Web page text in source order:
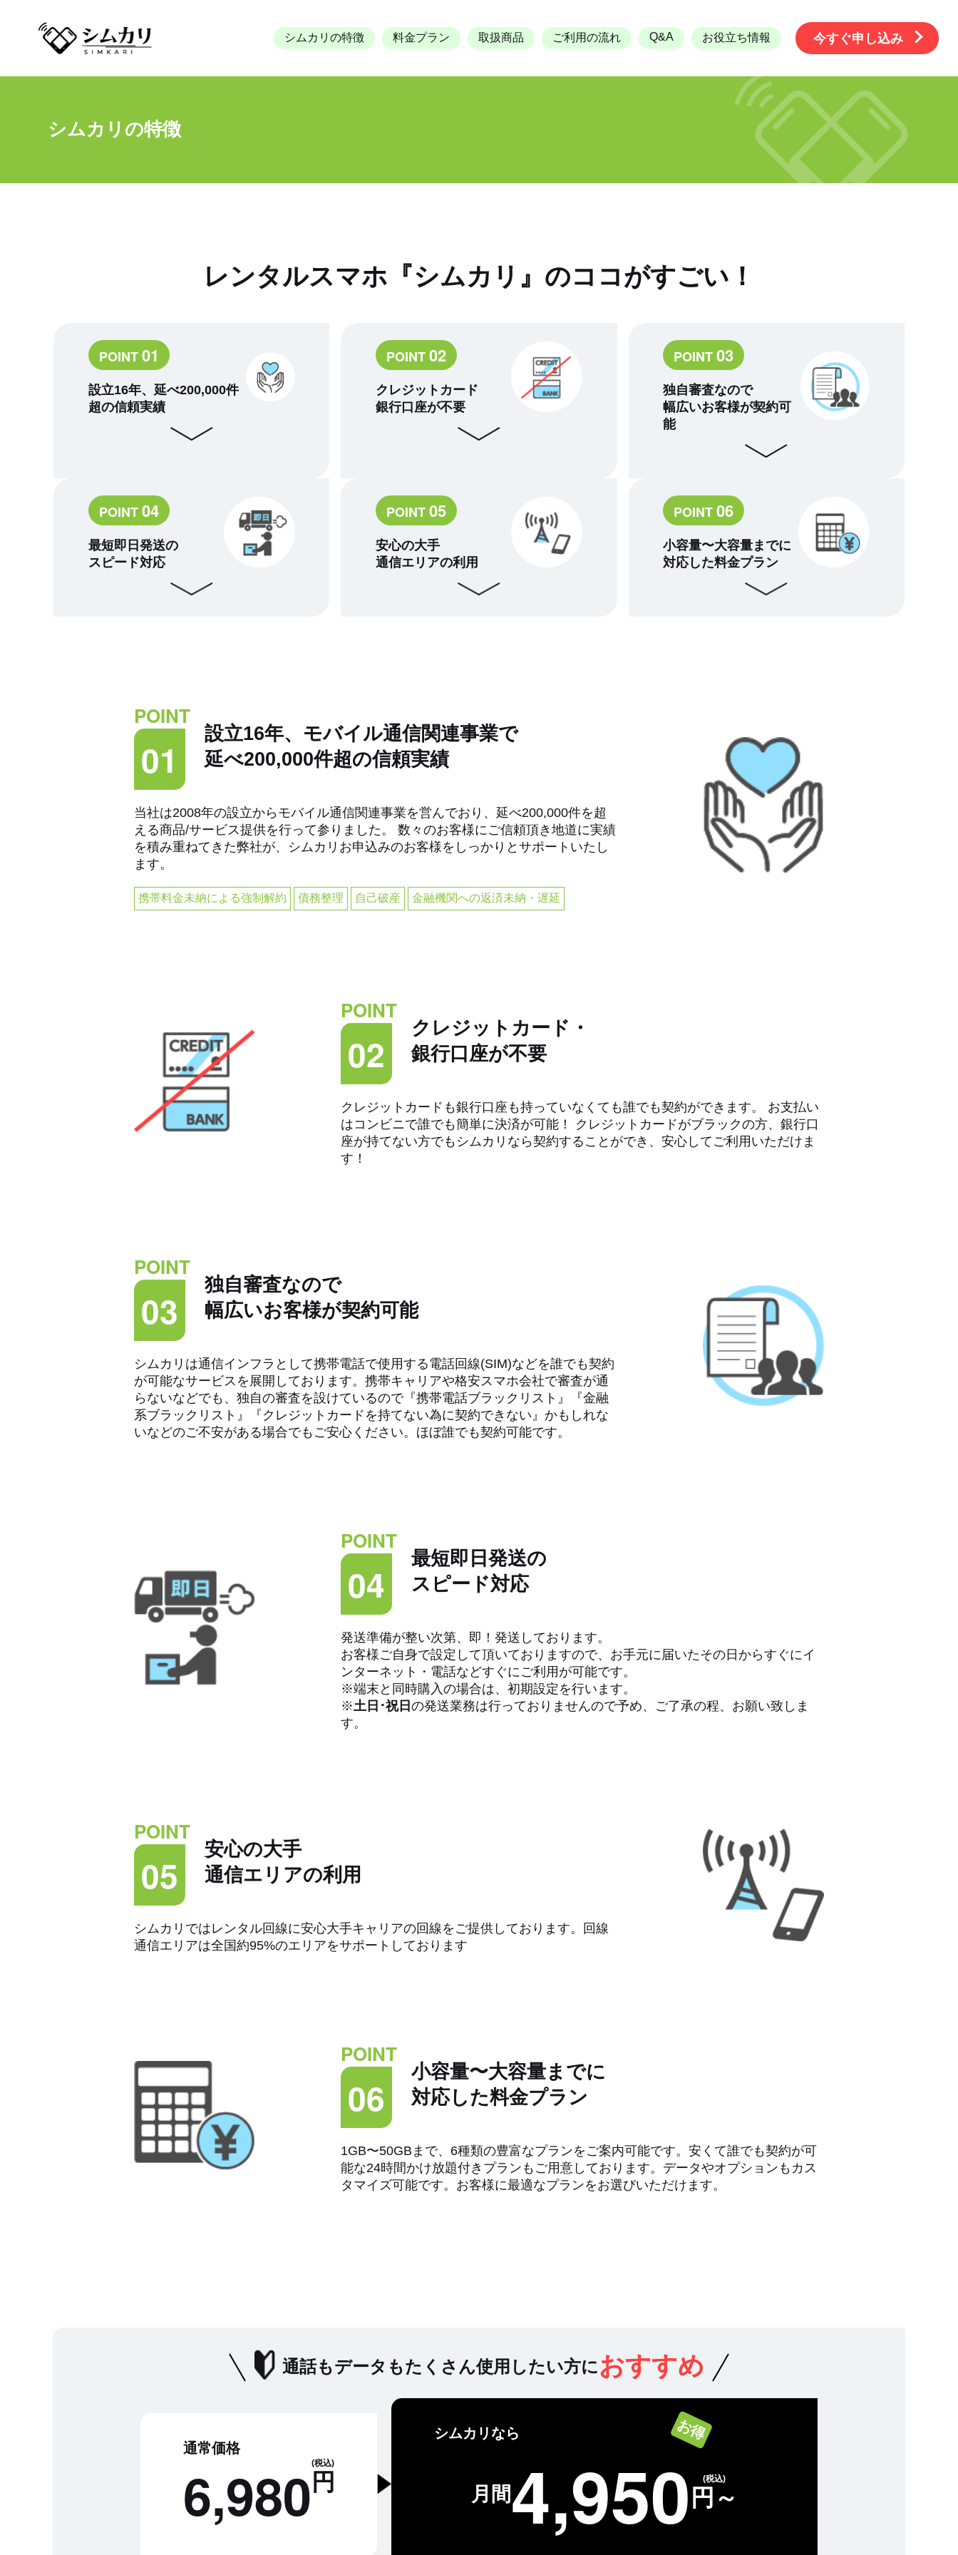
シムカリの特徴 料金プラン 取扱商品 ご利用の流れ Q&A お役立ち情報 今すぐ申し込み
シムカリの特徴
レンタルスマホ『シムカリ』のココがすごい！
POINT01
設立16年、延べ200,000件
超の信頼実績
POINT02
クレジットカード
銀行口座が不要
POINT03
独自審査なので
幅広いお客様が契約可
能
POINT04
最短即日発送の
スピード対応
POINT05
安心の大手
通信エリアの利用
POINT06
小容量〜大容量までに
対応した料金プラン
POINT
01
設立16年、モバイル通信関連事業で
延べ200,000件超の信頼実績
当社は2008年の設立からモバイル通信関連事業を営んでおり、延べ200,000件を超
える商品/サービス提供を行って参りました。 数々のお客様にご信頼頂き地道に実績
を積み重ねてきた弊社が、シムカリお申込みのお客様をしっかりとサポートいたし
ます。
携帯料金未納による強制解約 債務整理 自己破産 金融機関への返済未納・遅延
POINT
02
クレジットカード・
銀行口座が不要
クレジットカードも銀行口座も持っていなくても誰でも契約ができます。 お支払い
はコンビニで誰でも簡単に決済が可能！ クレジットカードがブラックの方、銀行口
座が持てない方でもシムカリなら契約することができ、安心してご利用いただけま
す！
POINT
03
独自審査なので
幅広いお客様が契約可能
シムカリは通信インフラとして携帯電話で使用する電話回線(SIM)などを誰でも契約
が可能なサービスを展開しております。携帯キャリアや格安スマホ会社で審査が通
らないなどでも、独自の審査を設けているので『携帯電話ブラックリスト』『金融
系ブラックリスト』『クレジットカードを持てない為に契約できない』かもしれな
いなどのご不安がある場合でもご安心ください。ほぼ誰でも契約可能です。
POINT
04
最短即日発送の
スピード対応
発送準備が整い次第、即！発送しております。
お客様ご自身で設定して頂いておりますので、お手元に届いたその日からすぐにイ
ンターネット・電話などすぐにご利用が可能です。
※端末と同時購入の場合は、初期設定を行います。
※土日･祝日の発送業務は行っておりませんので予め、ご了承の程、お願い致しま
す。
POINT
05
安心の大手
通信エリアの利用
シムカリではレンタル回線に安心大手キャリアの回線をご提供しております。回線
通信エリアは全国約95%のエリアをサポートしております
POINT
06
小容量〜大容量までに
対応した料金プラン
1GB〜50GBまで、6種類の豊富なプランをご案内可能です。安くて誰でも契約が可
能な24時間かけ放題付きプランもご用意しております。データやオプションもカス
タマイズ可能です。お客様に最適なプランをお選びいただけます。
通話もデータもたくさん使用したい方におすすめ
通常価格
6,980(税込)
円
お得
シムカリなら
月間4,950 (税込)
円～